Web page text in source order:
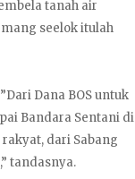
tanah air
seelok itulah
Dana BOS untuk
Bandara Sentani di
dari Sabang
tandasnya.